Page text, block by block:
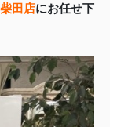
田店にお任せ下